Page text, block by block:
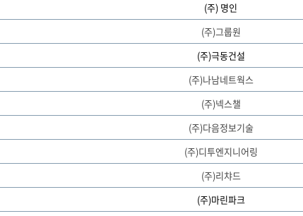
(주) 명인
(주)그룹원
(주)극동건설
(주)나남네트웍스
(주)넥스챌
(주)다음정보기술
(주)디투엔지니어링
(주)리챠드
(주)마린파크